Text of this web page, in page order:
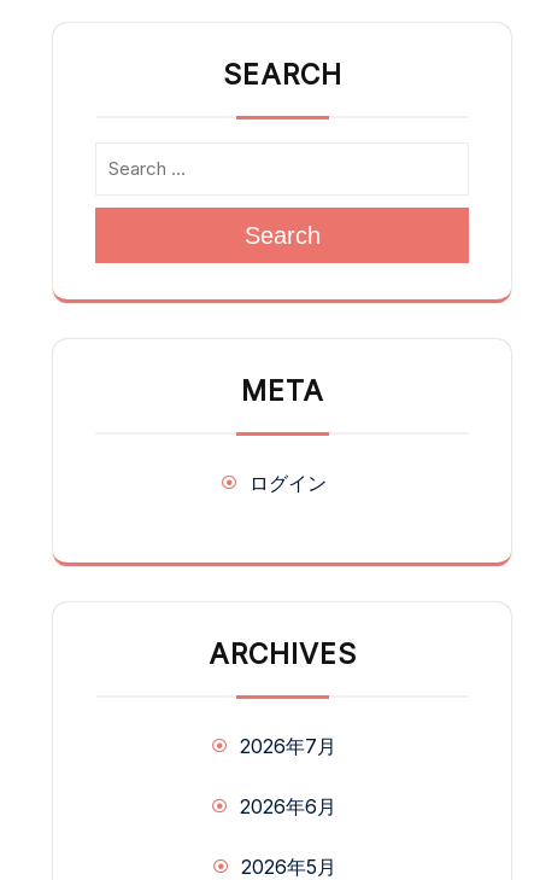
SEARCH
Search
META
ログイン
ARCHIVES
2026年7月
2026年6月
2026年5月